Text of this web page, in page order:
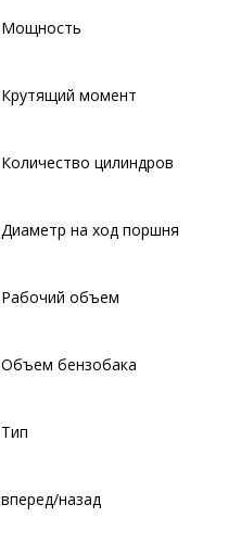
Мощность
Крутящий момент
Количество цилиндров
Диаметр на ход поршня
Рабочий объем
Объем бензобака
Тип
вперед/назад